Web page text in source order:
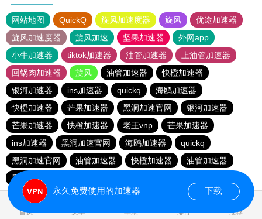
网站地图 QuickQ 旋风加速度器 旋风
优途加速器
旋风加速度器
旋风加速 坚果加速器
外网app
小牛加速器
tiktok加速器 油管加速器
上油管加速器
回锅肉加速器
旋风 油管加速器
快橙加速器
银河加速器
ins加速器 quickq
海鸥加速器
快橙加速器
芒果加速器 黑洞加速官网
银河加速器
芒果加速器
快橙加速器 老王vnp
芒果加速器
ins加速器
黑洞加速官网 海鸥加速器
quickq
黑洞加速官网
油管加速器 快橙加速器
油管加速器
黑洞加速官网
首页 安卓 苹果 排行 推荐
永久免费使用的加速器 下载
0.091788s